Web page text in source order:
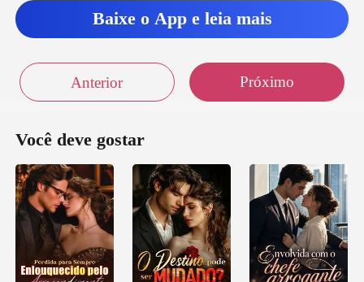
Baixe o App e leia mais
Anterior Próximo
Você deve gostar